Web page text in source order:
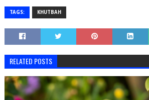
TAGS: KHUTBAH
RELATED POSTS